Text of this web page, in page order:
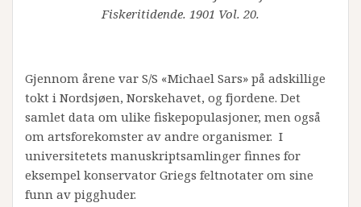
Fiskeritidende. 1901 Vol. 20.
Gjennom årene var S/S «Michael Sars» på adskillige
tokt i Nordsjøen, Norskehavet, og fjordene. Det
samlet data om ulike fiskepopulasjoner, men også
om artsforekomster av andre organismer. I
universitetets manuskriptsamlinger finnes for
eksempel konservator Griegs feltnotater om sine
funn av pigghuder.